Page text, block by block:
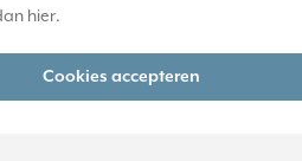
hier.
Cookies accepteren
Duroplast: zeer